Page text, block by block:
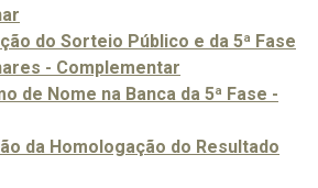
do Sorteio Público e da 5ª Fase
- Complementar
de Nome na Banca da 5ª Fase -
da Homologação do Resultado